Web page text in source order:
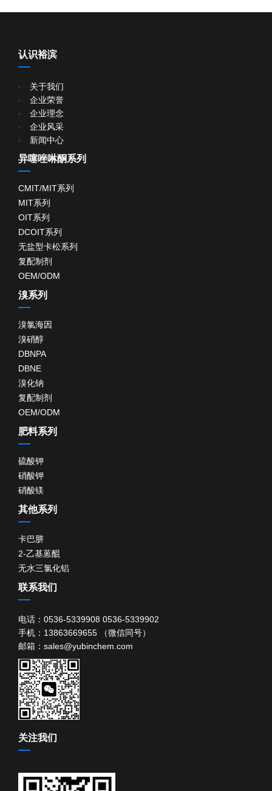
认识裕滨
关于我们
企业荣誉
企业理念
企业风采
新闻中心
异噻唑啉酮系列
CMIT/MIT系列
MIT系列
OIT系列
DCOIT系列
无盐型卡松系列
复配制剂
OEM/ODM
溴系列
溴氯海因
溴硝醇
DBNPA
DBNE
溴化钠
复配制剂
OEM/ODM
肥料系列
硫酸钾
硝酸钾
硝酸镁
其他系列
卡巴肼
2-乙基蒽醌
无水三氯化铝
联系我们
电话：0536-5339908 0536-5339902
手机：13863669655 （微信同号）
邮箱： sales@yubinchem.com
关注我们